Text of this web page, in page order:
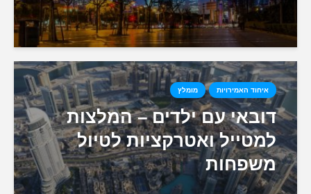
איחוד האמירויות מומלץ
דובאי עם ילדים – המלצות
למטייל ואטרקציות לטיול
משפחות